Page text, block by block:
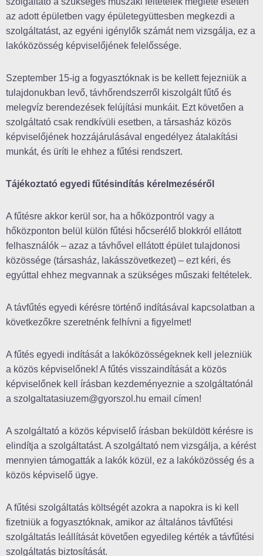
az adott épületben vagy épületegyüttesben megkezdi a
szolgáltatást, az egyéni igénylők számát nem vizsgálja, ez a
lakóközösség képviselőjének felelőssége.
Szeptember 15-ig a fogyasztóknak is be kellett fejezniük a
tulajdonukban levő, távhőrendszerről kiszolgált fűtő és
melegvíz berendezések felújítási munkáit. Ezt követően a
szolgáltató csak rendkívüli esetben, a társasház közös
képviselőjének hozzájárulásával engedélyez átalakítási
munkát, és üríti le ehhez a fűtési rendszert.
Tájékoztató egyedi fűtésindítás kérelmezéséről
A fűtésre akkor kerül sor, ha a hőközpontról vagy a
hőközponton belül külön fűtési hőcserélő blokkról ellátott
felhasználók – azaz a távhővel ellátott épület tulajdonosi
közössége (társasház, lakásszövetkezet) – ezt kéri, és
egyúttal ehhez megvannak a szükséges műszaki feltételek.
A távfűtés egyedi kérésre történő indításával kapcsolatban a
következőkre szeretnénk felhívni a figyelmet!
A fűtés egyedi indítását a lakóközösségeknek kell jelezniük
a közös képviselőnek! A fűtés visszaindítását a közös
képviselőnek kell írásban kezdeményeznie a szolgáltatónál
a szolgaltatasiuzem@gyorszol.hu email címen!
A szolgáltató a közös képviselő írásban beküldött kérésre is
elindítja a szolgáltatást. A szolgáltató nem vizsgálja, a kérést
mennyien támogatták a lakók közül, ez a lakóközösség és a
közös képviselő ügye.
A fűtési szolgáltatás költségét azokra a napokra is ki kell
fizetniük a fogyasztóknak, amikor az általános távfűtési
szolgáltatás leállítását követően egyedileg kérték a távfűtési
szolgáltatás biztosítását.